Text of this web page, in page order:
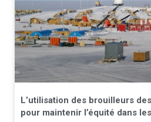
L’utilisation des brouilleurs
pour maintenir l’équité dans